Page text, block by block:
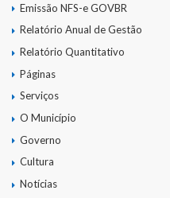
Emissão NFS-e GOVBR
Relatório Anual de Gestão
Relatório Quantitativo
Páginas
Serviços
O Município
Governo
Cultura
Notícias